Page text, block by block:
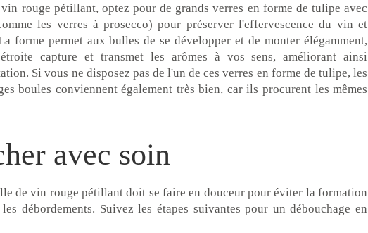
rouge pétillant, optez pour de grands verres en forme de tulipe avec
les verres à prosecco) pour préserver l'effervescence du vin et
forme permet aux bulles de se développer et de monter élégamment,
capture et transmet les arômes à vos sens, améliorant ainsi
Si vous ne disposez pas de l'un de ces verres en forme de tulipe, les
boules conviennent également très bien, car ils procurent les mêmes
avec soin
de vin rouge pétillant doit se faire en douceur pour éviter la formation
débordements. Suivez les étapes suivantes pour un débouchage en